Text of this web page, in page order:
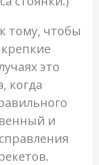
тому, чтобы
это
когда
и